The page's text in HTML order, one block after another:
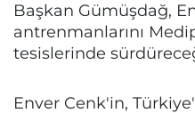
Başkan Gümüşdağ,
antrenmanlarını
tesislerinde
Enver Cenk'in,